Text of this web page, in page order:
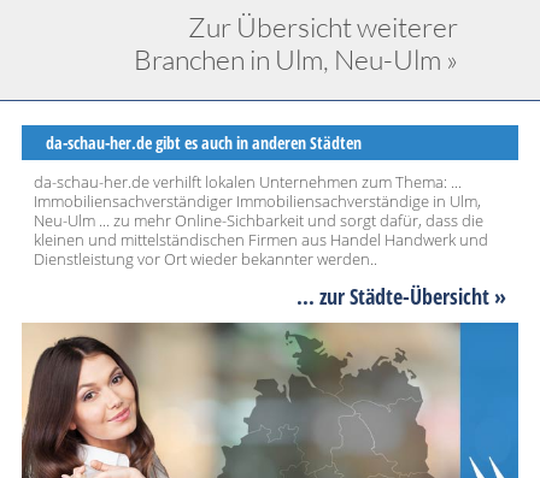
Zur Übersicht weiterer
Branchen in Ulm, Neu-Ulm »
da-schau-her.de gibt es auch in anderen Städten
da-schau-her.de verhilft lokalen Unternehmen zum Thema: ...
Immobiliensachverständiger Immobiliensachverständige in Ulm,
Neu-Ulm ... zu mehr Online-Sichbarkeit und sorgt dafür, dass die
kleinen und mittelständischen Firmen aus Handel Handwerk und
Dienstleistung vor Ort wieder bekannter werden..
... zur Städte-Übersicht »